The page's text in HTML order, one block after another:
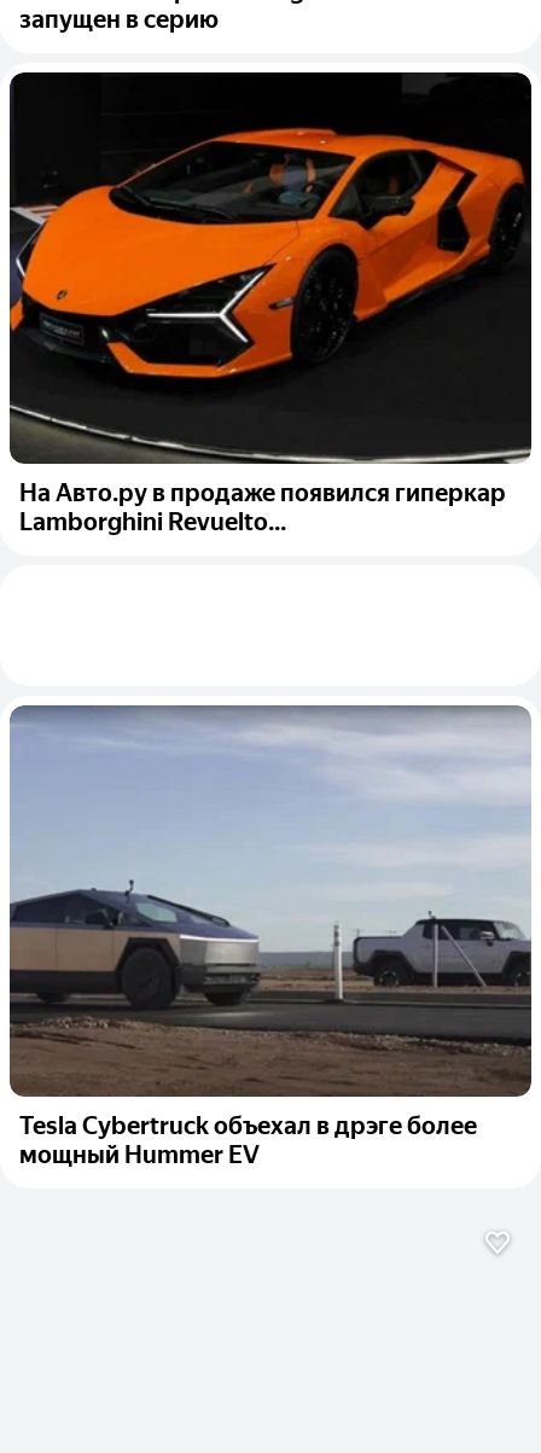
запущен в серию
На Авто.ру в продаже появился гиперкар
Lamborghini Revuelto...
Tesla Cybertruck объехал в дрэге более
мощный Hummer EV